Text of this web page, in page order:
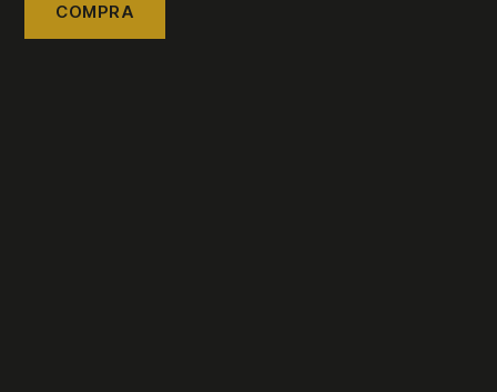
COMPRA